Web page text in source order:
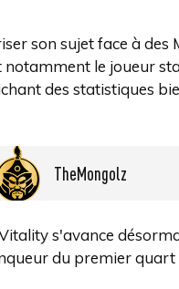
son sujet face à des
notamment le joueur
des statistiques
TheMongolz
s'avance
du premier quart